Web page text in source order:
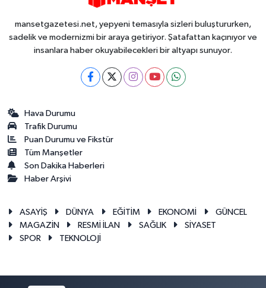
mansetgazetesi.net, yepyeni temasıyla sizleri buluştururken,
sadelik ve modernizmi bir araya getiriyor. Şatafattan kaçınıyor ve
insanlara haber okuyabilecekleri bir altyapı sunuyor.
Hava Durumu
Trafik Durumu
Puan Durumu ve Fikstür
Tüm Manşetler
Son Dakika Haberleri
Haber Arşivi
ASAYİŞ DÜNYA EĞİTİM EKONOMİ
GÜNCEL
MAGAZİN
RESMİ İLAN SAĞLIK
SİYASET
SPOR
TEKNOLOJİ